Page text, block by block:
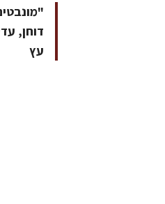
דוחן,
עץ